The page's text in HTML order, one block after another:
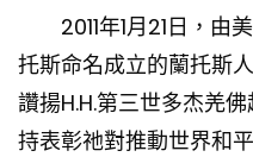
2011年1月21日，由
托斯命名成立的蘭托斯
讚揚H.H.第三世多杰羌
持表彰祂對推動世界和